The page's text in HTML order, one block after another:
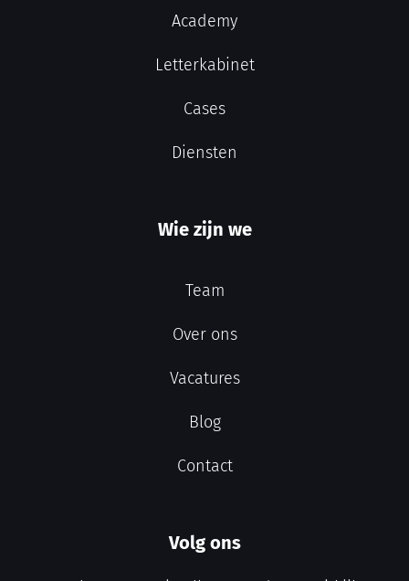
Academy
Letterkabinet
Cases
Diensten
Wie zijn we
Team
Over ons
Vacatures
Blog
Contact
Volg ons